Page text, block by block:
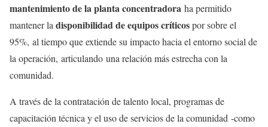
mantenimiento de la planta concentradora ha permitido
mantener la disponibilidad de equipos críticospor sobre el
95%, al tiempo que extiende su impacto hacia el entorno social de
la operación, articulando una relación más estrecha con la
comunidad.
A través de la contratación de talento local, programas de
capacitación técnica y el uso de servicios de la comunidad -como